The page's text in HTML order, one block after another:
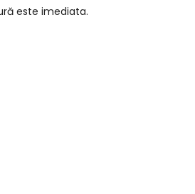
este imediata.